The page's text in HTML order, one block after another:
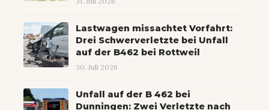
Lastwagen missachtet Vorfahrt:
Drei Schwerverletzte bei Unfall
auf der B462 bei Rottweil
30. Juli 2026
Unfall auf der B 462 bei
Dunningen: Zwei Verletzte nach